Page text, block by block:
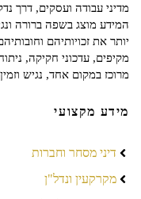
מדיני עבודה ועסקים, דרך
המידע מוצג בשפה ברורה
יותר את זכויותיהם
מקיפים, עדכוני חקיקה,
מרוכז במקום אחד, נגיש
מידע מקצועי
דיני מסחר וחברות
מקרקעין ונדל"ן